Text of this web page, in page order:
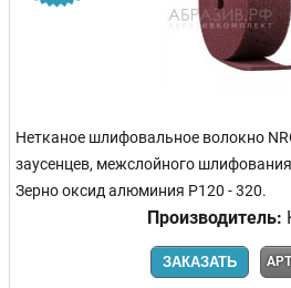
Нетканое шлифовальное волокно
заусенцев, межслойного
Зерно оксид алюминия P120 - 320.
Производитель:
ЗАКАЗАТЬ